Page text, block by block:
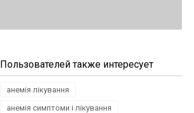
Пользователей также интересует
анемія лікування
анемія симптоми і лікування